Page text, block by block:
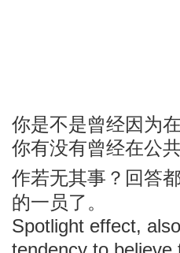
你是不是曾经因为
你有没有曾经在公
作若无其事？回答
的一员了。
Spotlight effect,